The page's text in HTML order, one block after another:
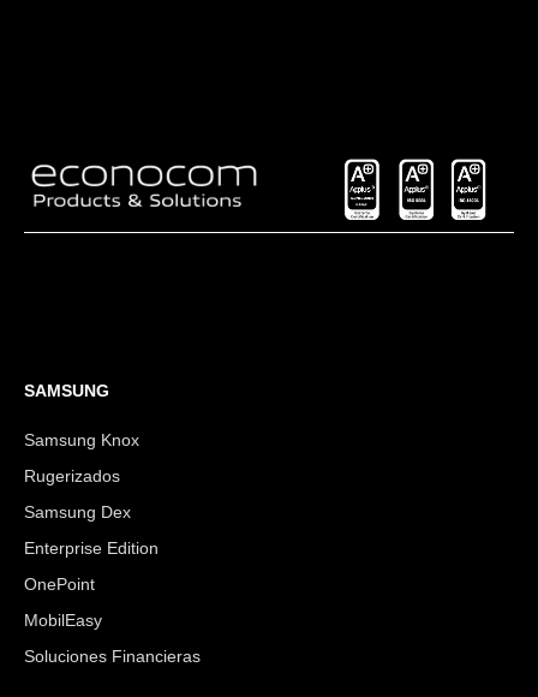
SAMSUNG
Samsung Knox
Rugerizados
Samsung Dex
Enterprise Edition
OnePoint
MobilEasy
Soluciones Financieras